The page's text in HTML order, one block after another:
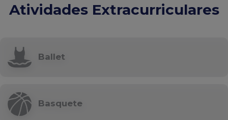
Atividades Extracurriculares
Ballet
Basquete